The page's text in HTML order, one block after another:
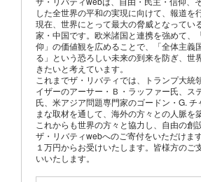
した全世界の平和の実現に向けて、報道を
現在、世界にとって最大の脅威となってい
家・中国です。欧米諸国と連携を強めて、
仰」の価値観を広めることで、「全体主義
る」という恐ろしい未来の到来を防ぎ、世
きたいと考えています。
これまでザ・リバティでは、トランプ大統
イザーのアーサー・Ｂ・ラッファー氏、ス
氏、米アジア問題専門家のゴードン・G.
まな取材を通して、海外の方々との人脈を
これからも世界の方々と協力し、自由の創
ザ・リバティwebへのご寄付をいただけま
１万円からお受けいたします。皆様方のご
いいたします。